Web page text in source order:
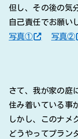
但し、その後の気
自己責任でお願い
写真①
写真②
さて、我が家の庭
住み着いている事
しかし、このナメ
どうやってプラン